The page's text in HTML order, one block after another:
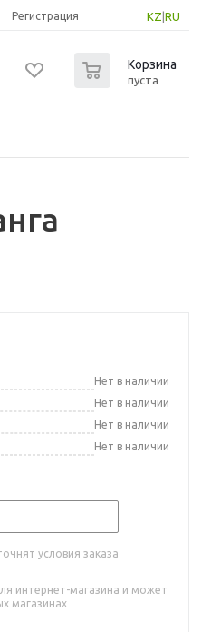
KZ RU
Регистрация
Корзина
пуста
Нет в наличии
Нет в наличии
Нет в наличии
Нет в наличии
условия заказа
интернет-магазина и может
магазинах